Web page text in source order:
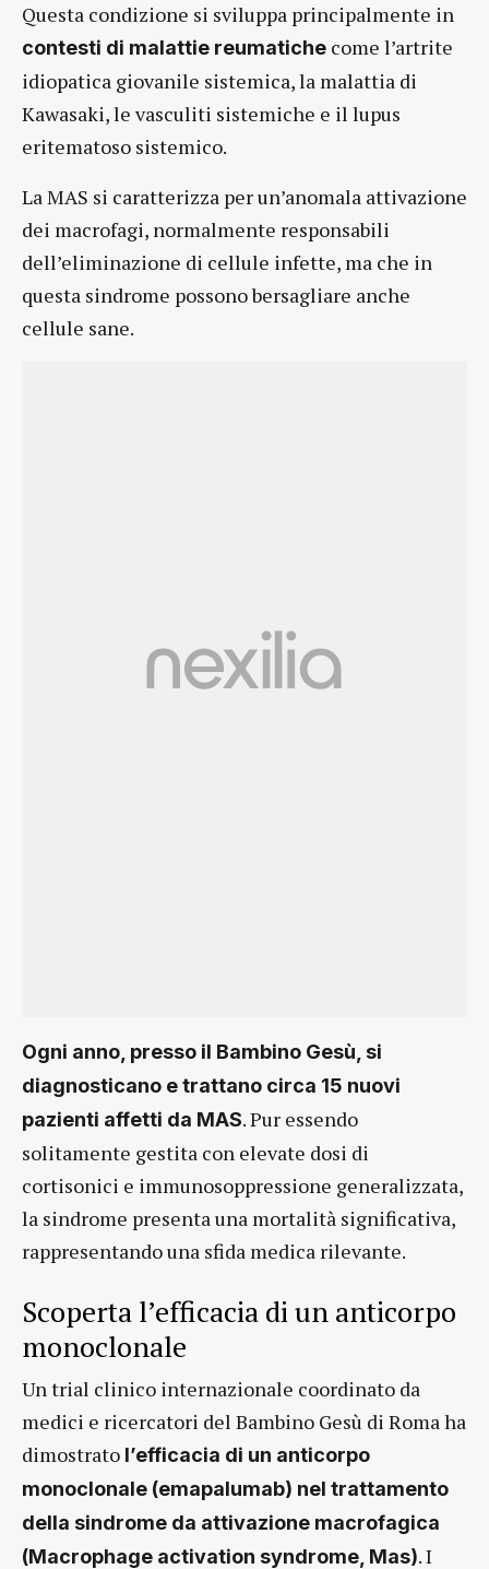
Questa condizione si sviluppa principalmente in
contesti di malattie reumatiche come l’artrite
idiopatica giovanile sistemica, la malattia di
Kawasaki, le vasculiti sistemiche e il lupus
eritematoso sistemico.
La MAS si caratterizza per un’anomala attivazione
dei macrofagi, normalmente responsabili
dell’eliminazione di cellule infette, ma che in
questa sindrome possono bersagliare anche
cellule sane.
Ogni anno, presso il Bambino Gesù, si
diagnosticano e trattano circa 15 nuovi
pazienti affetti da MAS. Pur essendo
solitamente gestita con elevate dosi di
cortisonici e immunosoppressione generalizzata,
la sindrome presenta una mortalità significativa,
rappresentando una sfida medica rilevante.
Scoperta l’efficacia di un anticorpo
monoclonale
Un trial clinico internazionale coordinato da
medici e ricercatori del Bambino Gesù di Roma ha
dimostrato l’efficacia di un anticorpo
monoclonale (emapalumab) nel trattamento
della sindrome da attivazione macrofagica
(Macrophage activation syndrome, Mas). I